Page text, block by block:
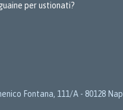
per ustionati?
Fontana, 111/A - 80128